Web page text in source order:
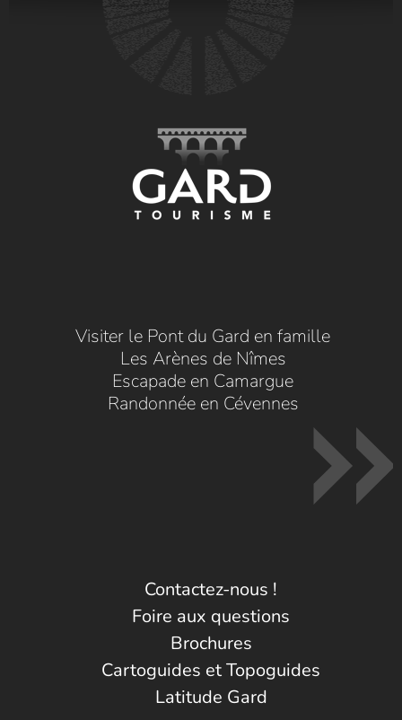
Visiter le Pont du Gard en famille
Les Arènes de Nîmes
Escapade en Camargue
Randonnée en Cévennes
Contactez-nous !
Foire aux questions
Brochures
Cartoguides et Topoguides
Latitude Gard